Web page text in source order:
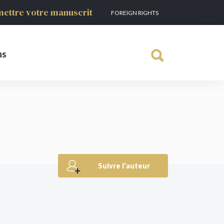
votre manuscrit FOREIGN RIGHTS
Suivre l'auteur